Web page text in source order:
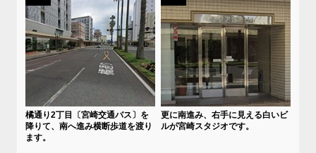
橘通り2丁目〔宮崎交通バス〕を
降りて、南へ進み横断歩道を渡り
ます。
更に南進み、右手に見える白いビ
ルが宮崎スタジオです。